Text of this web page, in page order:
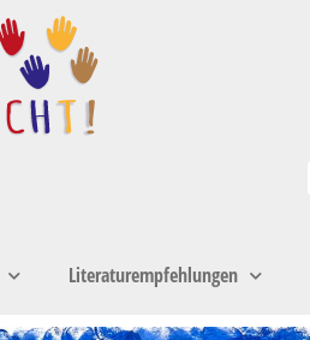
Literaturempfehlungen